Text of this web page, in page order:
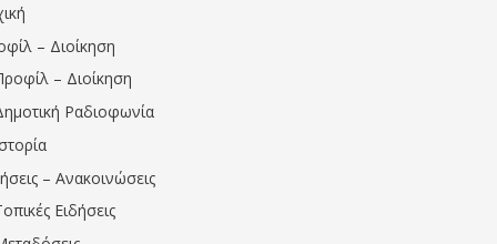
– Διοίκηση
– Διοίκηση
Ραδιοφωνία
– Ανακοινώσεις
Ειδήσεις